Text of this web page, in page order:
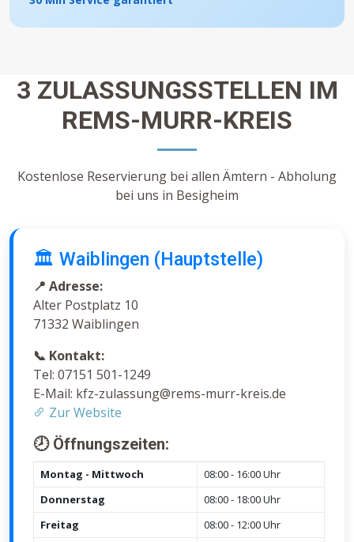
3 ZULASSUNGSSTELLEN IM
REMS-MURR-KREIS
Kostenlose Reservierung bei allen Ämtern - Abholung
bei uns in Besigheim
🏛️ Waiblingen (Hauptstelle)
📍 Adresse:
Alter Postplatz 10
71332 Waiblingen
📞 Kontakt:
Tel: 07151 501-1249
E-Mail: kfz-zulassung@rems-murr-kreis.de
Zur Website
🕗 Öffnungszeiten:
Montag - Mittwoch
08:00 - 16:00 Uhr
Donnerstag
08:00 - 18:00 Uhr
Freitag
08:00 - 12:00 Uhr